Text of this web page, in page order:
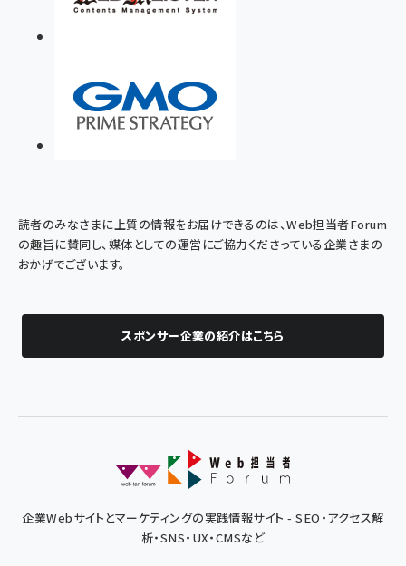
読者のみなさまに上質の情報をお届けできるのは、Web担当者Forum
の趣旨に賛同し、媒体としての運営にご協力くださっている企業さまの
おかげでございます。
スポンサー企業の紹介はこちら
企業Webサイトとマーケティングの実践情報サイト - SEO・アクセス解
析・SNS・UX・CMSなど